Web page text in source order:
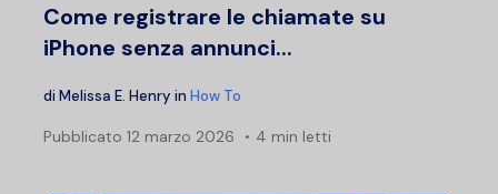
Come registrare le chiamate su
iPhone senza annunci...
di Melissa E. Henry in How To
Pubblicato 12 marzo 2026 4 min letti